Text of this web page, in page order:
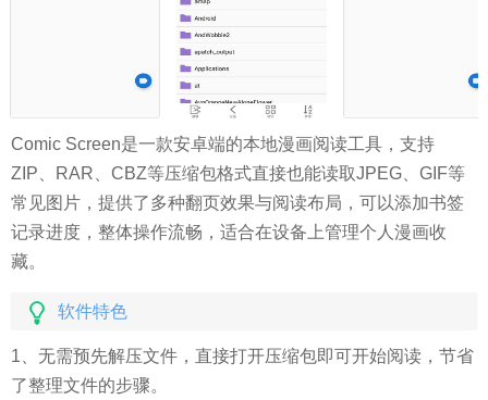
Comic Screen是一款安卓端的本地漫画阅读工具，支持
ZIP、RAR、CBZ等压缩包格式直接也能读取JPEG、GIF等
常见图片，提供了多种翻页效果与阅读布局，可以添加书签
记录进度，整体操作流畅，适合在设备上管理个人漫画收
藏。
软件特色
1、无需预先解压文件，直接打开压缩包即可开始阅读，节省
了整理文件的步骤。